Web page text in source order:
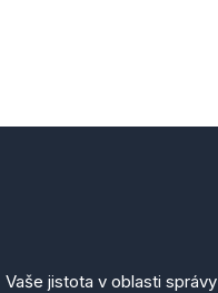
Vaše jistota v oblasti správy